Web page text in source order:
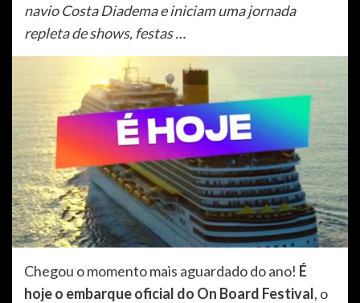
navio Costa Diadema e iniciam uma jornada
repleta de shows, festas …
Chegou o momento mais aguardado do ano! É
hoje o embarque oficial do On Board Festival, o